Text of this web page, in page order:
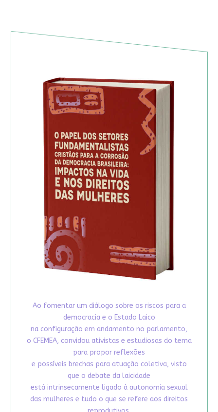
Ao fomentar um diálogo sobre os riscos para a
democracia e o Estado Laico
na configuração em andamento no parlamento,
o CFEMEA, convidou ativistas e estudiosas do tema
para propor reflexões
e possíveis brechas para atuação coletiva, visto
que o debate da laicidade
está intrinsecamente ligado à autonomia sexual
das mulheres e tudo o que se refere aos direitos